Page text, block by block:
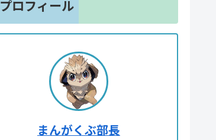
プロフィール
まんがくぶ部長